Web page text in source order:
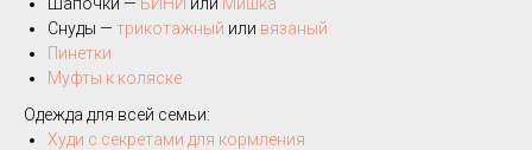
Снуды — трикотажный или вязаный
Пинетки
Муфты к коляске
Одежда для всей семьи:
Худи с секретами для кормления